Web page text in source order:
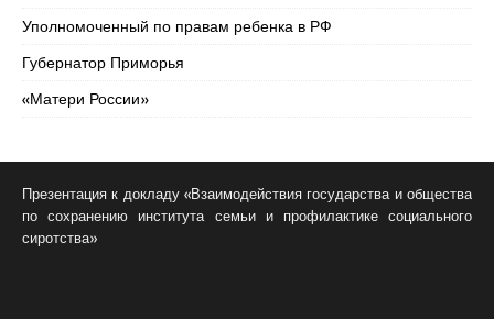
Уполномоченный по правам ребенка в РФ
Губернатор Приморья
«Матери России»
Презентация к докладу «Взаимодействия государства и общества
по сохранению института семьи и профилактике социального
сиротства»